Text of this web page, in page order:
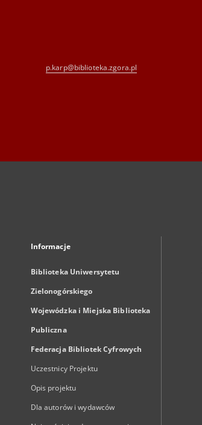
p.karp@biblioteka.zgora.pl
Informacje
Biblioteka Uniwersytetu
Zielonogórskiego
Wojewódzka i Miejska Biblioteka
Publiczna
Federacja Bibliotek Cyfrowych
Uczestnicy Projektu
Opis projektu
Dla autorów i wydawców